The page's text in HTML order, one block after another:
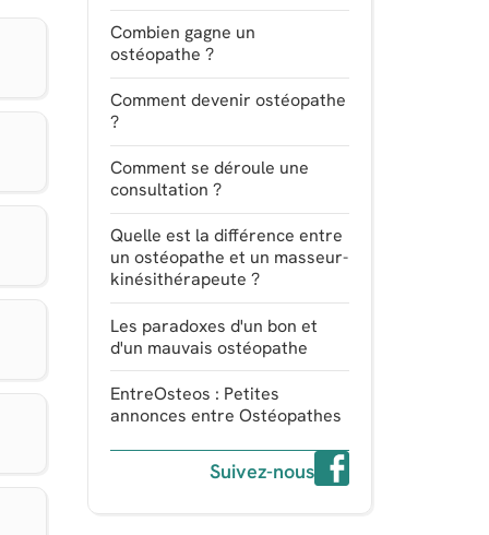
Combien gagne un
ostéopathe ?
Comment devenir ostéopathe
?
Comment se déroule une
consultation ?
Quelle est la différence entre
un ostéopathe et un masseur-
kinésithérapeute ?
Les paradoxes d'un bon et
d'un mauvais ostéopathe
EntreOsteos : Petites
annonces entre Ostéopathes
Suivez-nous